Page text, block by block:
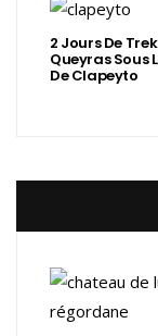
2 Jours De
Queyras Sous
De Clapeyto